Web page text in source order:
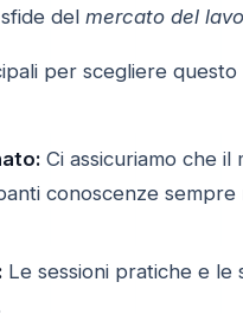
del mercato del
per scegliere
Ci assicuriamo che il
conoscenze sempre
Le sessioni pratiche e le